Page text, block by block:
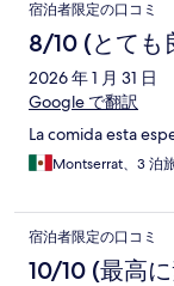
宿泊者限定の口コミ
8/10 (とても
2026 年 1 月 31 日
Google で翻訳
La comida esta
Montserrat、3 泊
宿泊者限定の口コミ
10/10 (最高